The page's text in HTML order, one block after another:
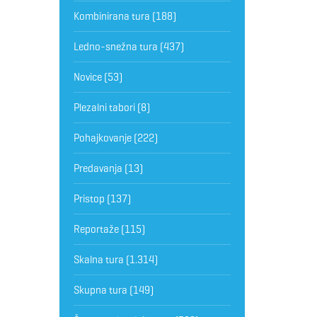
Kombinirana tura (188)
Ledno-snežna tura (437)
Novice(53)
Plezalni tabori(8)
Pohajkovanje(222)
Predavanja (13)
Pristop (137)
Reportaže(115)
Skalna tura (1.314)
Skupna tura (149)